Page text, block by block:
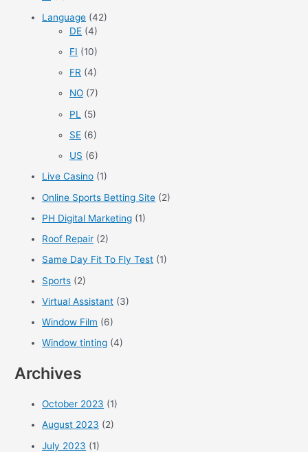
Language (42)
DE (4)
FI (10)
FR (4)
NO (7)
PL
(5)
SE (6)
US (6)
Live Casino (1)
Online Sports Betting Site (2)
PH Digital Marketing (1)
Roof Repair (2)
Same Day Fit To Fly Test (1)
Sports (2)
Virtual Assistant (3)
Window Film (6)
Window tinting (4)
Archives
October 2023 (1)
August 2023 (2)
July 2023 (1)